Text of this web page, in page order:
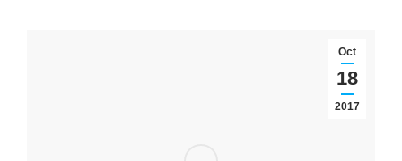
Oct
18
2017